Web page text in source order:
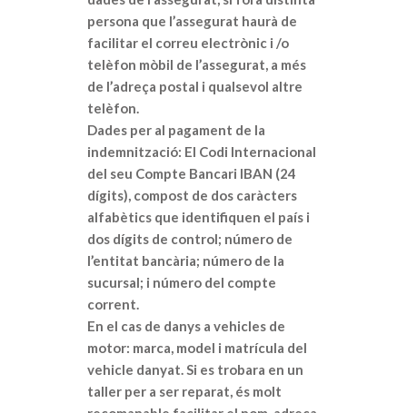
persona que l’assegurat haurà de
facilitar el correu electrònic i /o
telèfon mòbil de l’assegurat, a més
de l’adreça postal i qualsevol altre
telèfon.
Dades per al pagament de la
indemnització: El Codi Internacional
del seu Compte Bancari IBAN (24
dígits), compost de dos caràcters
alfabètics que identifiquen el país i
dos dígits de control; número de
l’entitat bancària; número de la
sucursal; i número del compte
corrent.
En el cas de danys a vehicles de
motor: marca, model i matrícula del
vehicle danyat. Si es trobara en un
taller per a ser reparat, és molt